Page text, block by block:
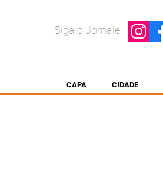
Siga o Jornale
CAPA CIDADE